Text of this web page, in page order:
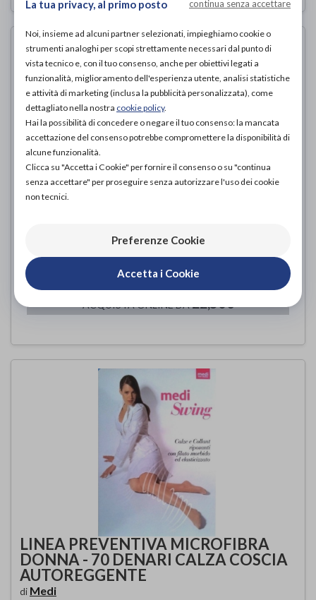
PROVA E ACQUISTA IN NEGOZIO DA
ACQUISTA ONLINE DA22,50€
LINEA PREVENTIVA MICROFIBRA
DONNA - 70 DENARI CALZA COSCIA
AUTOREGGENTE
di Medi
La tua privacy, al primo posto continua senza accettare
Noi, insieme ad alcuni partner selezionati, impieghiamo cookie o
strumenti analoghi per scopi strettamente necessari dal punto di
vista tecnico e, con il tuo consenso, anche per obiettivi legati a
funzionalità, miglioramento dell'esperienza utente, analisi statistiche
e attività di marketing (inclusa la pubblicità personalizzata), come
dettagliato nella nostra cookie policy.
Hai la possibilità di concedere o negare il tuo consenso: la mancata
accettazione del consenso potrebbe compromettere la disponibilità di
alcune funzionalità.
Clicca su "Accetta i Cookie" per fornire il consenso o su "continua
senza accettare" per proseguire senza autorizzare l'uso dei cookie
non tecnici.
Preferenze Cookie
Accetta i Cookie